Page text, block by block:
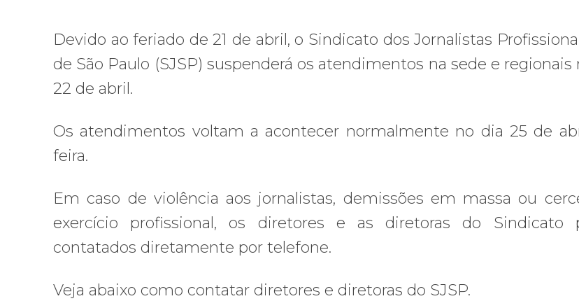
Devido ao feriado de 21 de abril, o Sindicato dos Jornalistas
de São Paulo (SJSP) suspenderá os atendimentos na sede e regionais
22 de abril.
Os atendimentos voltam a acontecer normalmente no dia 25 de
feira.
Em caso de violência aos jornalistas, demissões em massa ou
exercício profissional, os diretores e as diretoras do Sindicato
contatados diretamente por telefone.
Veja abaixo como contatar diretores e diretoras do SJSP.